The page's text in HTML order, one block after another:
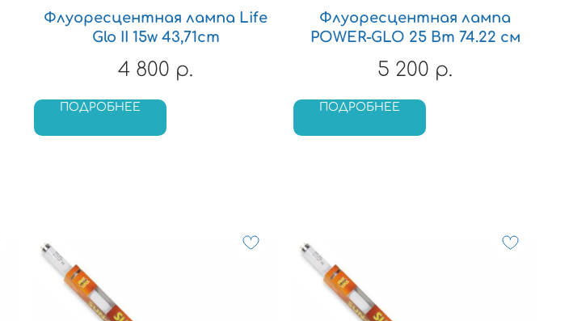
Флуоресцентная лампа Life
Glo II 15w 43,71cm
4 800 р.
ПОДРОБНЕЕ
Флуоресцентная лампа
POWER-GLO 25 Вт 74.22 см
5 200 р.
ПОДРОБНЕЕ